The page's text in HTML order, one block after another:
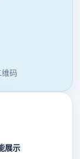
码
展示